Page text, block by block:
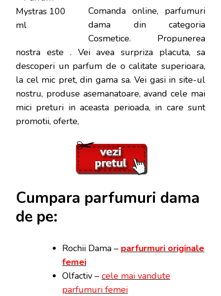
Comanda online, parfumuri
dama din categoria
Cosmetice. Propunerea
nostra este . Vei avea surpriza placuta, sa
descoperi un parfum de o calitate superioara,
la cel mic pret, din gama sa. Vei gasi in site-ul
nostru, produse asemanatoare, avand cele mai
mici preturi in aceasta perioada, in care sunt
promotii, oferte,
Cumpara parfumuri dama
de pe:
Rochii Dama – parfurmuri originale
femei
Olfactiv – cele mai vandute
parfumuri femei